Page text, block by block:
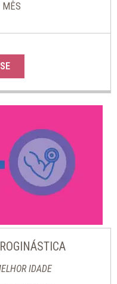
MÊS
IDADE